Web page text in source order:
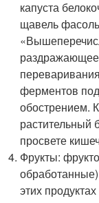
капуста
щавель
ферментов
обострением.
растительный
просвете
Фрукты:
этих